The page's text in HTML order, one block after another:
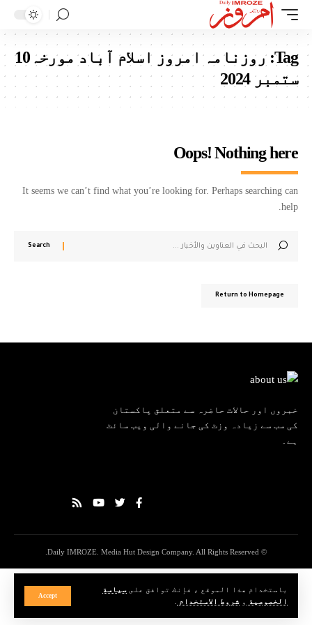
باستخدام هذا الموقع ، فإنك توافق على سياسة
الخصوصية
و شروط الاستخدام
Accept
Tag:
روزنامہ امروز اسلام آباد مورخہ10
ستمبر 2024
Oops! Nothing here
It seems we can’t find what you’re looking for. Perhaps searching can
help.
Return to Homepage
خبروں اور حالات حاضرہ سے متعلق پاکستان
کی سب سے زیادہ وزٹ کی جانے والی ویب سائٹ
ہے۔
© Daily IMROZE. Media Hut Design Company. All Rights Reserved.